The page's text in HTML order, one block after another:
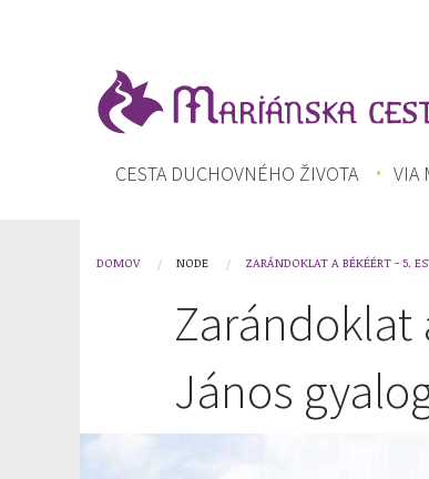
HLAVNÉ
CESTA DUCHOVNÉHO ŽIVOTA VIA
You
DOMOV NODE ZARÁNDOKLAT A BÉKÉÉRT - 5.
Zarándoklat
János